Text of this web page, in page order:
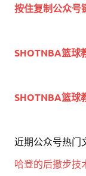
按住复制公众号
SHOTNBA篮球
SHOTNBA篮球
近期公众号热门
哈登的后撤步技